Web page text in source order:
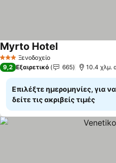
3 ΑστέριαΞενοδοχείο
Myrto HotelΕμφάνιση τιμών
9,2 Εξαιρετικό 665 10.4 χλμ.
Επιλέξτε ημερομηνίες, για να
δείτε τις ακριβείς τιμές